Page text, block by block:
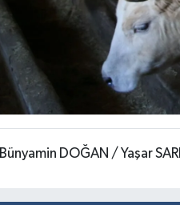
Bünyamin DOĞAN / Yaşar SARI